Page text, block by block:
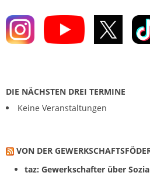
i
o
DIE NÄCHSTEN DREI TERMINE
Keine Veranstaltungen
VON DER
taz: Gewerkschafter über